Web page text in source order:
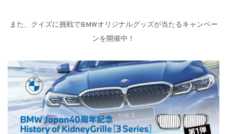
また、クイズに挑戦でBMWオリジナルグッズが当たるキャンペー
ンを開催中！